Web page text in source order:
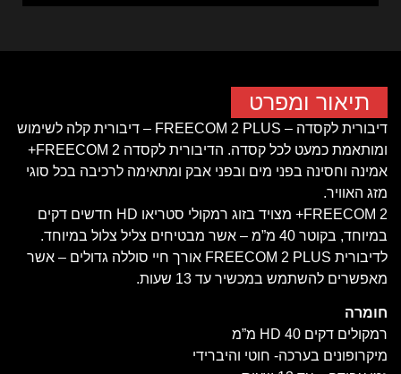
תיאור ומפרט
דיבורית לקסדה – FREECOM 2 PLUS – דיבורית קלה לשימוש
ומותאמת כמעט לכל קסדה. הדיבורית לקסדה FREECOM 2+
אמינה וחסינה בפני מים ובפני אבק ומתאימה לרכיבה בכל סוגי
מזג האוויר.
FREECOM 2+ מצויד בזוג רמקולי סטריאו HD חדשים דקים
במיוחד, בקוטר 40 מ”מ – אשר מבטיחים צליל צלול במיוחד.
לדיבורית FREECOM 2 PLUS אורך חיי סוללה גדולים – אשר
מאפשרים להשתמש במכשיר עד 13 שעות.
חומרה
רמקולים דקים HD 40 מ”מ
מיקרופונים בערכה- חוטי והיברידי